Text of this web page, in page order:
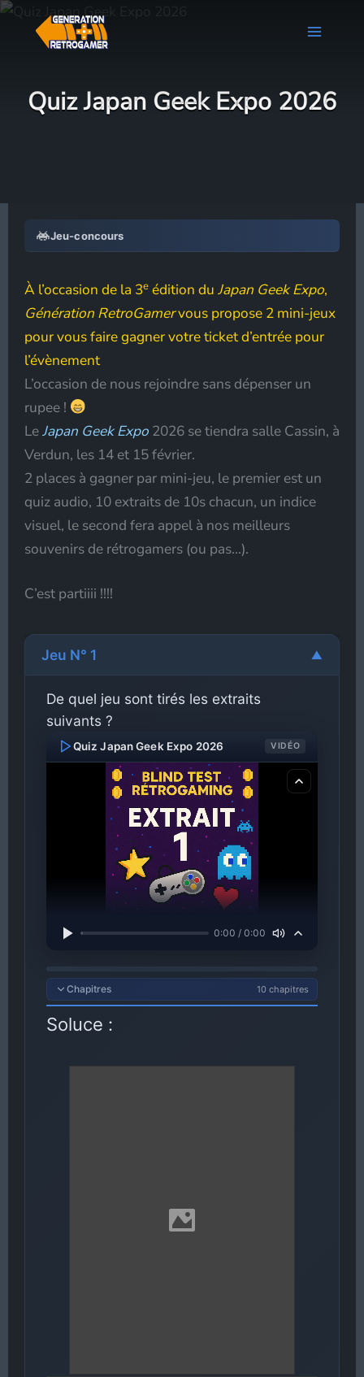
Aller
Quiz Japan Geek Expo 2026
Jeu-concours
À l’occasion de la 3e édition du Japan Geek Expo,
Génération RetroGamervous propose 2 mini-jeux
pour vous faire gagner votre ticket d’entrée pour
l’évènement
L’occasion de nous rejoindre sans dépenser un
rupee !
LeJapan Geek Expo 2026 se tiendra salle Cassin, à
Verdun, les 14 et 15 février.
2 places à gagner par mini-jeu, le premier est un
quiz audio, 10 extraits de 10s chacun, un indice
visuel, le second fera appel à nos meilleurs
souvenirs de rétrogamers (ou pas…).
C’est partiiii !!!!
Jeu N° 1 ▼
De quel jeu sont tirés les extraits
suivants ?
Quiz Japan Geek Expo 2026 VIDÉO
0:00 / 0:00
Chapitres 10 chapitres
Soluce :